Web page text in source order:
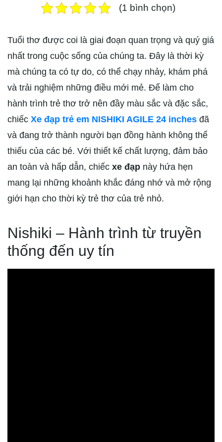
(1 bình chọn)
Tuổi thơ được coi là giai đoạn quan trọng và quý giá
nhất trong cuộc sống của chúng ta. Đây là thời kỳ
mà chúng ta có tự do, có thể chạy nhảy, khám phá
và trải nghiệm những điều mới mẻ. Để làm cho
hành trình trẻ thơ trở nên đầy màu sắc và đặc sắc,
chiếc Xe đạp trẻ em NISHIKI AGILE 24 inches đã
và đang trở thành người bạn đồng hành không thể
thiếu của các bé. Với thiết kế chất lượng, đảm bảo
an toàn và hấp dẫn, chiếc xe đạp này hứa hẹn
mang lại những khoảnh khắc đáng nhớ và mở rộng
giới hạn cho thời kỳ trẻ thơ của trẻ nhỏ.
Nishiki – Hành trình từ truyền
thống đến uy tín